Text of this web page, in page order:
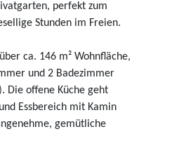
perfekt zum
Stunden im Freien.
ca. 146 m² Wohnfläche,
und 2 Badezimmer
Die offene Küche geht
Essbereich mit Kamin
gemütliche